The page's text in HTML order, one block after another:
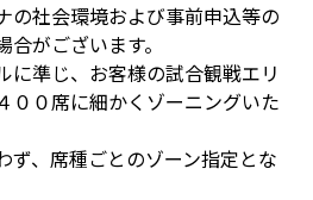
社会環境および事前申込等の
がございます。
準じ、お客様の試合観戦エリ
００席に細かくゾーニングいた
、席種ごとのゾーン指定とな